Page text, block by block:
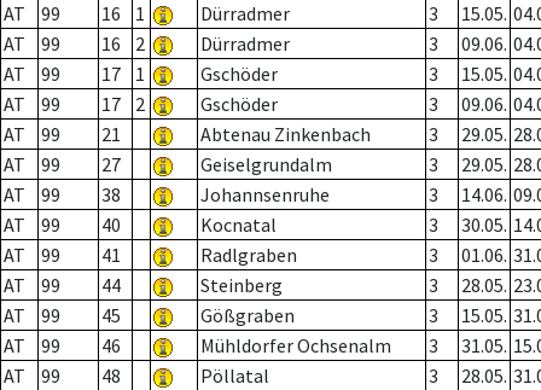
AT
99 16 1 Dürradmer 3 15.05.
AT
99 16 2 Dürradmer 3 09.06.
AT
99 17 1 Gschöder 3 15.05.
AT
99 17 2 Gschöder 3 09.06.
AT
99 21 Abtenau Zinkenbach 3 29.05.
AT
99 27 Geiselgrundalm 3 29.05.
AT
99 38 Johannsenruhe 3 14.06.
AT
99 40 Kocnatal 3 30.05.
AT
99 41 Radlgraben 3 01.06.
AT
99 44 Steinberg 3 28.05.
AT
99 45 Gößgraben 3 15.05.
AT
99 46 Mühldorfer Ochsenalm 3 31.05.
AT
99 48 Pöllatal 3 28.05.